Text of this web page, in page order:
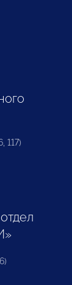
117)